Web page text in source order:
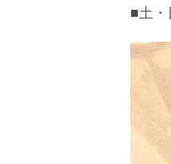
■土・